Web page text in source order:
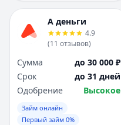
А деньги
4.9
(11 отзывов)
Сумма
до 30 000 ₽
Срок
до 31 дней
Одобрение
Высокое
Займ онлайн
Первый займ 0%